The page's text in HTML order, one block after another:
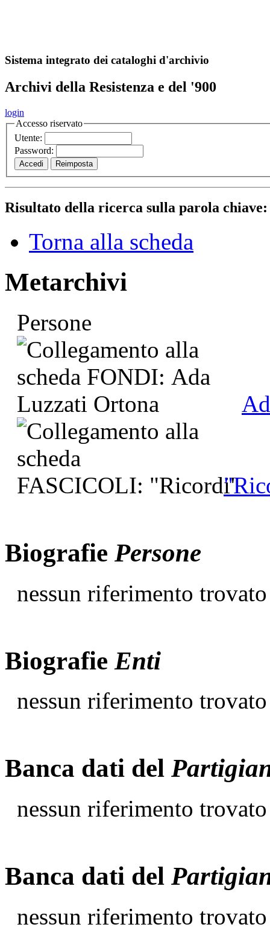
Sistema integrato dei cataloghi d'archivio
Archivi della Resistenza e del '900
login
Accesso riservato
Utente:
Password:
Risultato della ricerca sulla parola
Torna alla scheda
Metarchivi
Persone
Biografie Persone
nessun riferimento trovato
Biografie Enti
nessun riferimento trovato
Banca dati del
nessun riferimento trovato
Banca dati del
nessun riferimento trovato